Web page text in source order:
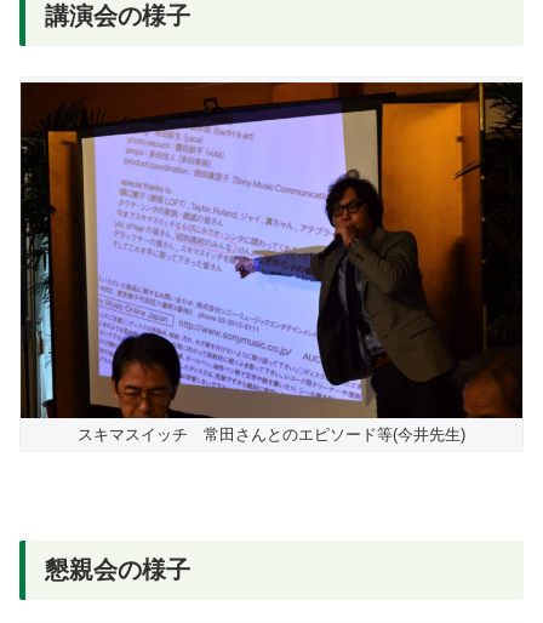
講演会の様子
スキマスイッチ 常田さんとのエピソード等(今井先生)
懇親会の様子